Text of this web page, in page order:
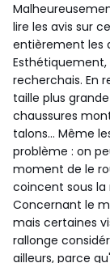
lire les avis sur
entièrement les
recherchais. En
taille plus
chaussures
talons... Même
problème : on
moment de le
coincent sous la
Concernant le
mais certaines
rallonge
ailleurs, parce